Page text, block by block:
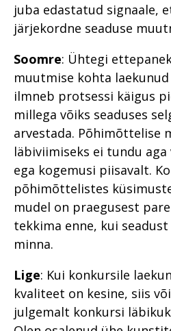
juba edastatud signaale,
järjekordne seaduse
Soomre: Ühtegi
muutmise kohta
ilmneb protsessi käigus
millega võiks seaduses
arvestada. Põhimõttelise
läbiviimiseks ei tundu
ega kogemusi piisavalt.
põhimõttelistes
mudel on praegusest
tekkima enne, kui
minna.
Lige: Kui konkursile
kvaliteet on kesine, siis
julgemalt konkursi